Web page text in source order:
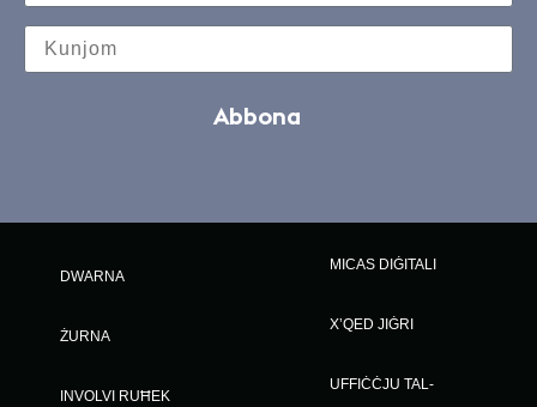
Abbona
DWARNA
ŻURNA
INVOLVI RUĦEK
MICAS DIĠITALI
X’QED JIĠRI
UFFIĊĊJU TAL-